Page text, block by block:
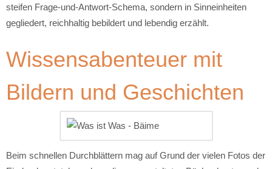
steifen Frage-und-Antwort-Schema, sondern in Sinneinheiten
gegliedert, reichhaltig bebildert und lebendig erzählt.
Wissensabenteuer mit
Bildern und Geschichten
Beim schnellen Durchblättern mag auf Grund der vielen Fotos der